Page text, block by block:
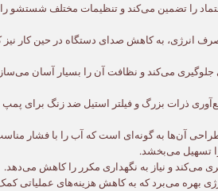
پایین (۲۴ ولت)، عملکردی ایمن و قابل اعتماد را تضمین می‌کند و تنظیمات
انرژی، به کاهش صدای دستگاه در حین کار
می‌کند و نظافت آن را بسیار آسان
ذرات بزرگ و فیلتر استیل ضد زنگ برای
آن‌ها به گونه‌ای است که آب را با فشار
تسهیل می‌بخشد.
می‌کند و نیاز به نگهداری مکرر را کاهش می‌دهد.
بهره می‌برد که به کاهش هزینه‌های عملیاتی